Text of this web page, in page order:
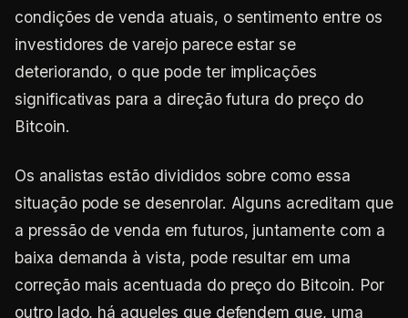
condições de venda atuais, o sentimento entre os
investidores de varejo parece estar se
deteriorando, o que pode ter implicações
significativas para a direção futura do preço do
Bitcoin.
Os analistas estão divididos sobre como essa
situação pode se desenrolar. Alguns acreditam que
a pressão de venda em futuros, juntamente com a
baixa demanda à vista, pode resultar em uma
correção mais acentuada do preço do Bitcoin. Por
outro lado, há aqueles que defendem que, uma